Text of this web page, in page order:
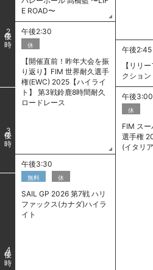
2
E ROAD〜
午後2:30
休
【開催直前！昨年大会を振
り返り】FIM 世界耐久選手
権(EWC) 2025【ハイライ
ト】 第3戦鈴鹿8時間耐久
ロードレース
午後2:45
【リリ
クション
3
午後3:00
休
FIM ス
選手権
(イタリ
午後3:30
無料 休
SAIL GP 2026 第7戦 ハリ
ファックス(カナダ)ハイラ
イト
4